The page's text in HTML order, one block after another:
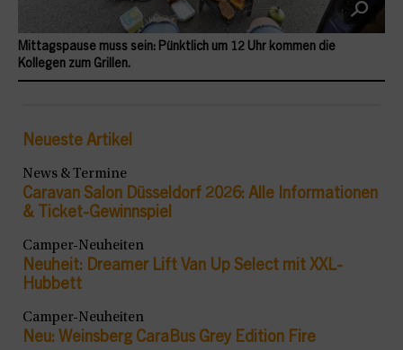
Mittagspause muss sein: Pünktlich um 12 Uhr kommen die
Kollegen zum Grillen.
Neueste Artikel
News & Termine
Caravan Salon Düsseldorf 2026: Alle Informationen
& Ticket-Gewinnspiel
Camper-Neuheiten
Neuheit: Dreamer Lift Van Up Select mit XXL-
Hubbett
Camper-Neuheiten
Neu: Weinsberg CaraBus Grey Edition Fire